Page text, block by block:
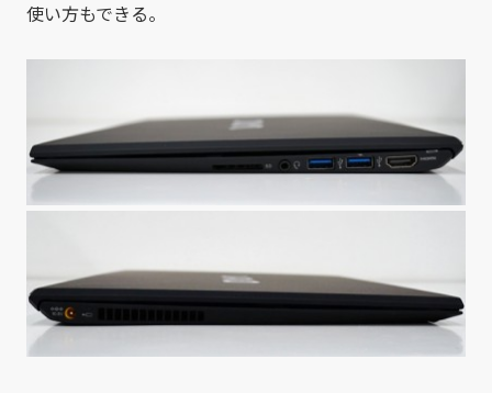
使い方もできる。